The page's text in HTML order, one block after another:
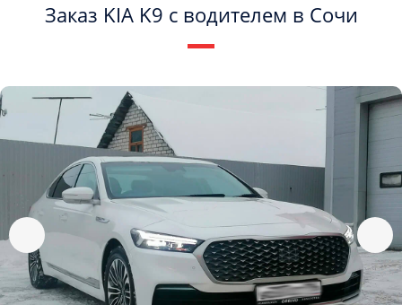
Заказ KIA K9 с водителем в Сочи
обработку моих Персональных данных